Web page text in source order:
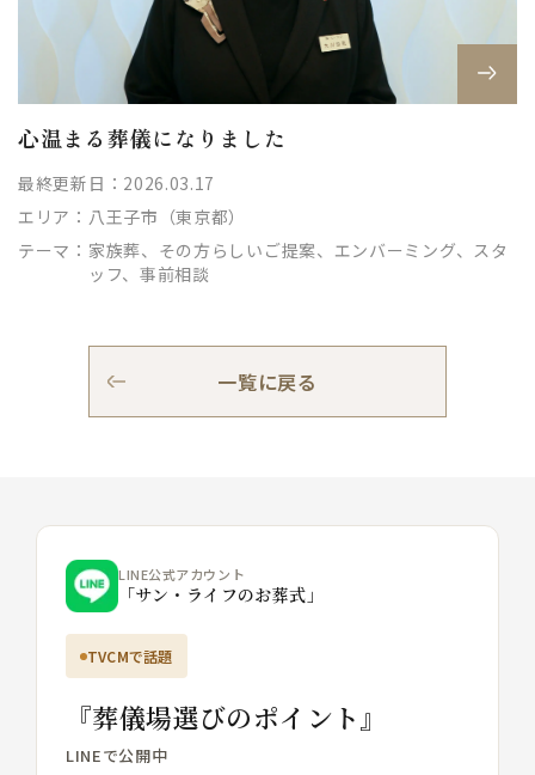
心温まる葬儀になりました
最終更新日：2026.03.17
エリア： 八王子市（東京都）
テーマ： 家族葬、その方らしいご提案、エンバーミング、スタ
ッフ、事前相談
一覧に戻る
LINE公式アカウント
「サン・ライフのお葬式」
TVCMで話題
『葬儀場選びのポイント』
LINEで公開中